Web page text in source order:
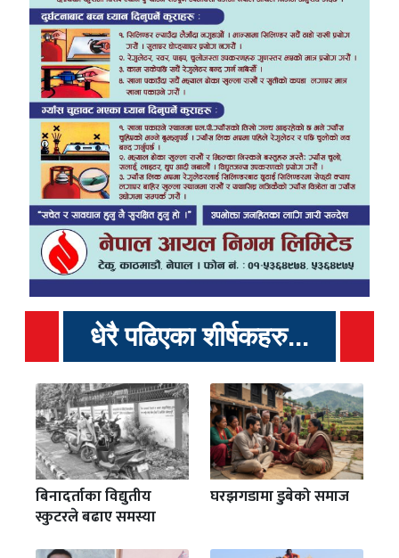
धेरै पढिएका शीर्षकहरु...
बिनादर्ताका विद्युतीय
स्कुटरले बढाए समस्या
घरझगडामा डुबेको समाज